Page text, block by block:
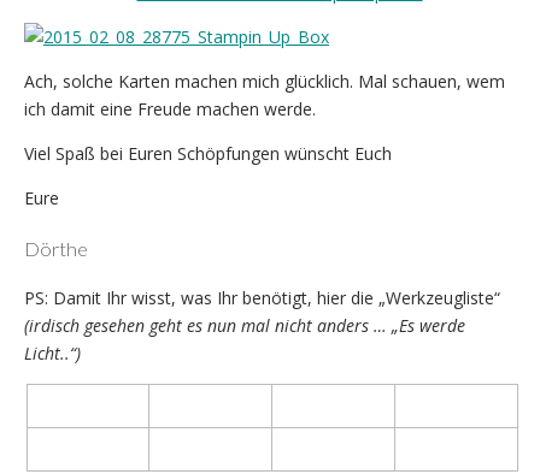
Ach, solche Karten machen mich glücklich. Mal schauen, wem
ich damit eine Freude machen werde.
Viel Spaß bei Euren Schöpfungen wünscht Euch
Eure
Dörthe
PS: Damit Ihr wisst, was Ihr benötigt, hier die „Werkzeugliste“
(irdisch gesehen geht es nun mal nicht anders … „Es werde
Licht..“)